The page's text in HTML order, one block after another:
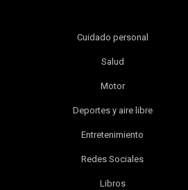
Cuidado personal
Salud
Motor
Deportes y aire libre
Entretenimiento
Redes Sociales
Libros